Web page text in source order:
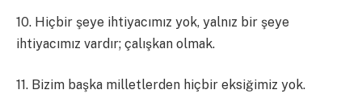
10. Hiçbir şeye ihtiyacımız yok, yalnız bir şeye
ihtiyacımız vardır; çalışkan olmak.
11. Bizim başka milletlerden hiçbir eksiğimiz yok.